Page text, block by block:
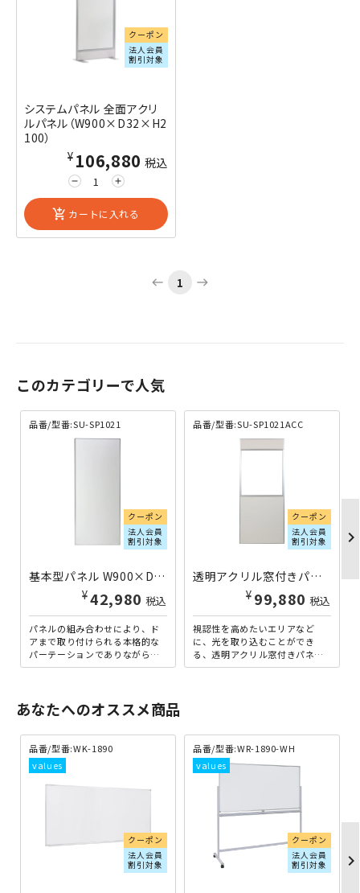
クーポン
法人会員
割引対象
システムパネル 全面アクリ
ルパネル（W900×D32×H2
100）
remove add
¥106,880 税込
add_shopping_cart カートに入れる
west 1 east
このカテゴリーで人気
品番/型番:SU-SP1021
クーポン
法人会員
割引対象
基本型パネル W900×D32×H2100 SU-SP1021 | 794006
¥42,980 税込
パネルの組み合わせにより、ド
アまで取り付けられる本格的な
パーテーションでありながら、
専門の職人や工具を使うことな
品番/型番:SU-SP1021ACC
クーポン
法人会員
割引対象
透明アクリル窓付きパネル W900×D32×H2100 SU-SP1021ACC | 794008
¥ 99,880 税込
視認性を高めたいエリアなど
に、光を取り込むことができ
る、透明アクリル窓付きパネル
です。専門の職人や工具を使う
chevron_right
あなたへのオススメ商品
品番/型番:WK-1890
クーポン
法人会員
割引対象
品番/型番:WR-1890-WH
クーポン
法人会員
割引対象
chevron_right